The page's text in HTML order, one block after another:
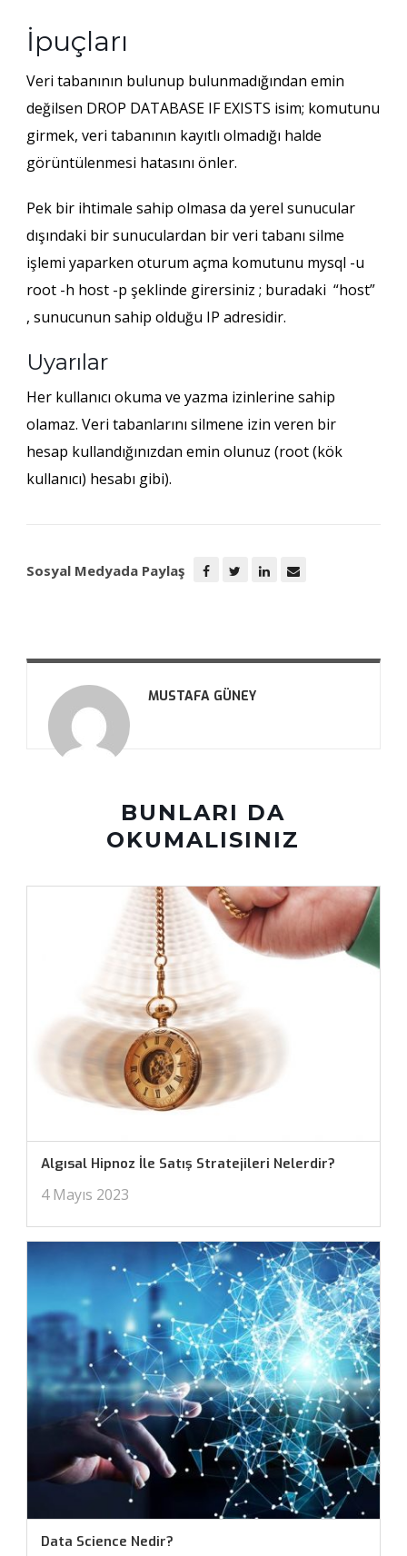
İpuçları
Veri tabanının bulunup bulunmadığından emin
değilsen DROP DATABASE IF EXISTS isim; komutunu
girmek, veri tabanının kayıtlı olmadığı halde
görüntülenmesi hatasını önler.
Pek bir ihtimale sahip olmasa da yerel sunucular
dışındaki bir sunuculardan bir veri tabanı silme
işlemi yaparken oturum açma komutunu mysql -u
root -h host -p şeklinde girersiniz ; buradaki “host”
, sunucunun sahip olduğu IP adresidir.
Uyarılar
Her kullanıcı okuma ve yazma izinlerine sahip
olamaz. Veri tabanlarını silmene izin veren bir
hesap kullandığınızdan emin olunuz (root (kök
kullanıcı) hesabı gibi).
Sosyal Medyada Paylaş
MUSTAFA GÜNEY
BUNLARI DA
OKUMALISINIZ
Algısal Hipnoz İle Satış Stratejileri Nelerdir?
4 Mayıs 2023
Data Science Nedir?